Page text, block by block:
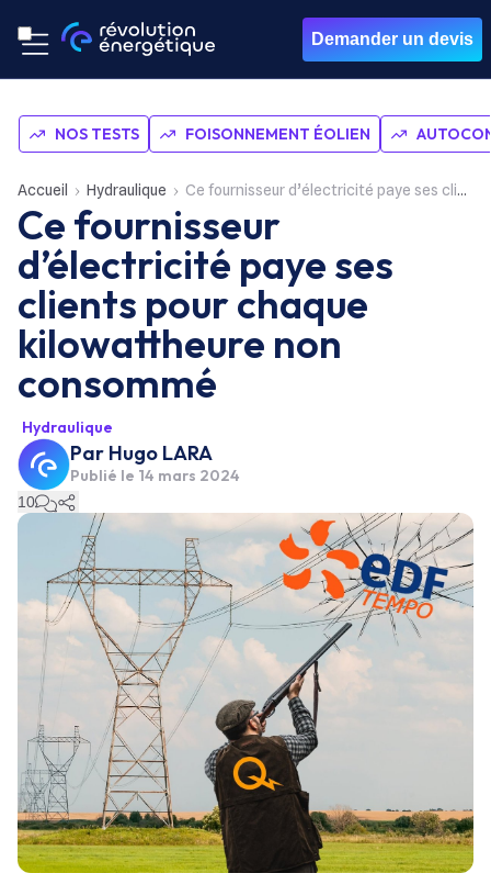
Demander un devis
NOS TESTS FOISONNEMENT ÉOLIEN
Accueil Hydraulique Ce fournisseur d’électricité paye ses clients pour chaque kilowattheure non consommé
Ce fournisseur
d’électricité paye ses
clients pour chaque
kilowattheure non
consommé
Hydraulique
Par Hugo LARA
Publié le 14 mars 2024
10